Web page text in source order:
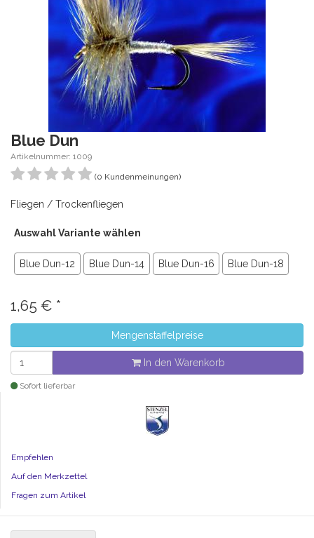
Blue Dun
Artikelnummer: 1009
(0 Kundenmeinungen)
Fliegen / Trockenfliegen
Auswahl Variante wählen
Blue Dun-12 Blue Dun-14 Blue Dun-16 Blue Dun-18
1,65 € *
Mengenstaffelpreise
In den Warenkorb
Sofort lieferbar
Empfehlen
Auf den Merkzettel
Fragen zum Artikel